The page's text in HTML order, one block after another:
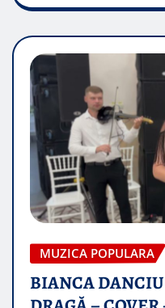
MUZICA POPULARA
BIANCA DANCIU